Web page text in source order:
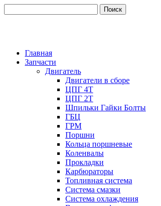
Главная
Запчасти
Двигатель
Двигатели в сборе
ЦПГ 4Т
ЦПГ 2Т
Шпильки Гайки Болты
ГБЦ
ГРМ
Поршни
Кольца поршневые
Коленвалы
Прокладки
Карбюраторы
Топливная система
Система смазки
Система охлаждения